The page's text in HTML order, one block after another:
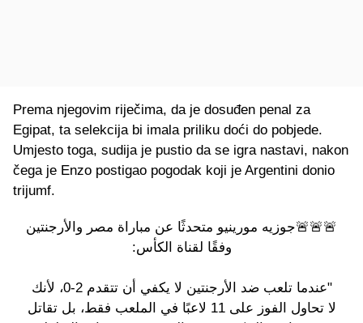
Prema njegovim riječima, da je dosuđen penal za
Egipat, ta selekcija bi imala priliku doći do pobjede.
Umjesto toga, sudija je pustio da se igra nastavi, nakon
čega je Enzo postigao pogodak koji je Argentini donio
trijumf.
🚨🚨🚨جوزيه مورينيو متحدثًا عن مباراة مصر والأرجنتين
وفقًا لقناة الكأس:
"عندما تلعب ضد الأرجنتين لا يكفي أن تتقدم 2-0، لأنك
لا تحاول الفوز على 11 لاعبًا في الملعب فقط، بل تقاتل